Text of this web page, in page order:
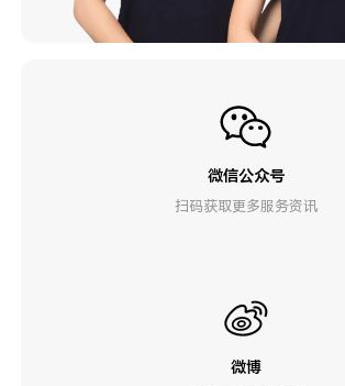
微信公众号
扫码获取更多服务资讯
微博